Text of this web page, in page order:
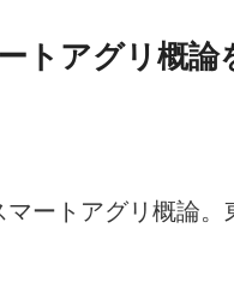
トアグリ概論
ートアグリ概論